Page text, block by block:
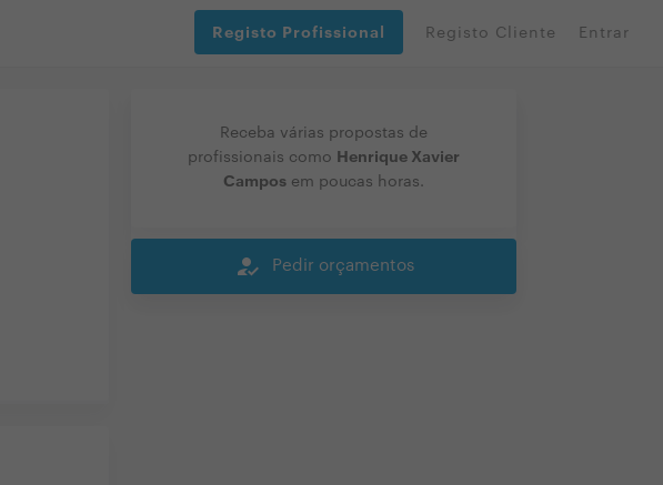
Registo Profissional Registo Cliente Entrar
Receba várias propostas de
profissionais como Henrique Xavier
Campos em poucas horas.
how_to_reg Pedir orçamentos